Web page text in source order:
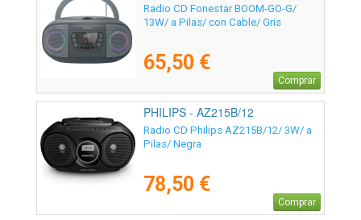
Radio CD Fonestar BOOM-GO-G/
13W/ a Pilas/ con Cable/ Gris
65,50 €
Comprar
PHILIPS - AZ215B/12
Radio CD Philips AZ215B/12/ 3W/ a
Pilas/ Negra
78,50 €
Comprar